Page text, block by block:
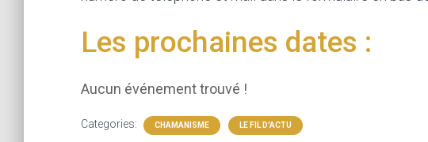
Les prochaines dates :
Aucun événement trouvé !
Categories: CHAMANISME LE FIL D'ACTU